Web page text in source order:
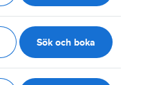
Sök och boka